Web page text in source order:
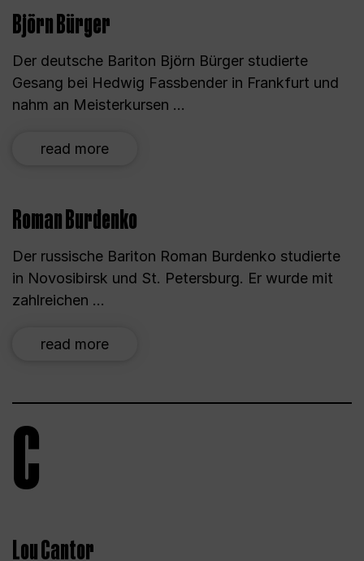
Björn Bürger
Der deutsche Bariton Björn Bürger studierte
Gesang bei Hedwig Fassbender in Frankfurt und
nahm an Meisterkursen ...
read more
Roman Burdenko
Der russische Bariton Roman Burdenko studierte
in Novosibirsk und St. Petersburg. Er wurde mit
zahlreichen ...
read more
C
Lou Cantor